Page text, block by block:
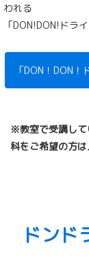
われる
「DON!DON!ドラ
「DON！DON
※教室で受講して
科をご希望の方
ドンド